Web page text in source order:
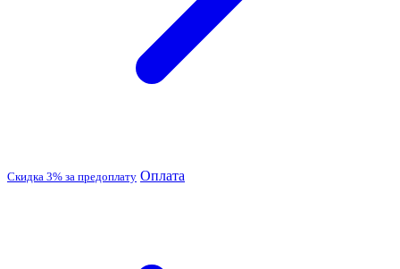
Скидка 3% за предоплату Оплата